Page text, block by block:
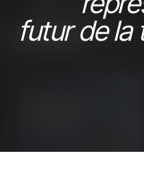
futur de la